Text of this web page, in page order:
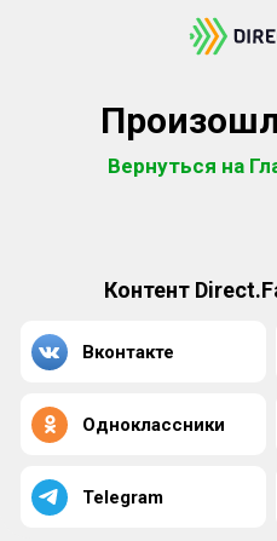
Вернуться на
Контент
Вконтакте
Одноклассники
Telegram